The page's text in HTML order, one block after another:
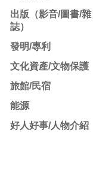
出版（影音/圖書/雜
誌）
發明/專利
文化資產/文物保護
旅館/民宿
能源
好人好事/人物介紹